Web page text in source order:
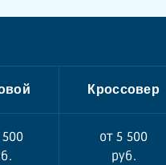
Кроссовер
500
от 5 500
руб.